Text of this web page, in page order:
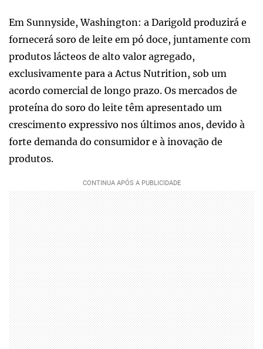
Em Sunnyside, Washington: a Darigold produzirá e
fornecerá soro de leite em pó doce, juntamente com
produtos lácteos de alto valor agregado,
exclusivamente para a Actus Nutrition, sob um
acordo comercial de longo prazo. Os mercados de
proteína do soro do leite têm apresentado um
crescimento expressivo nos últimos anos, devido à
forte demanda do consumidor e à inovação de
produtos.